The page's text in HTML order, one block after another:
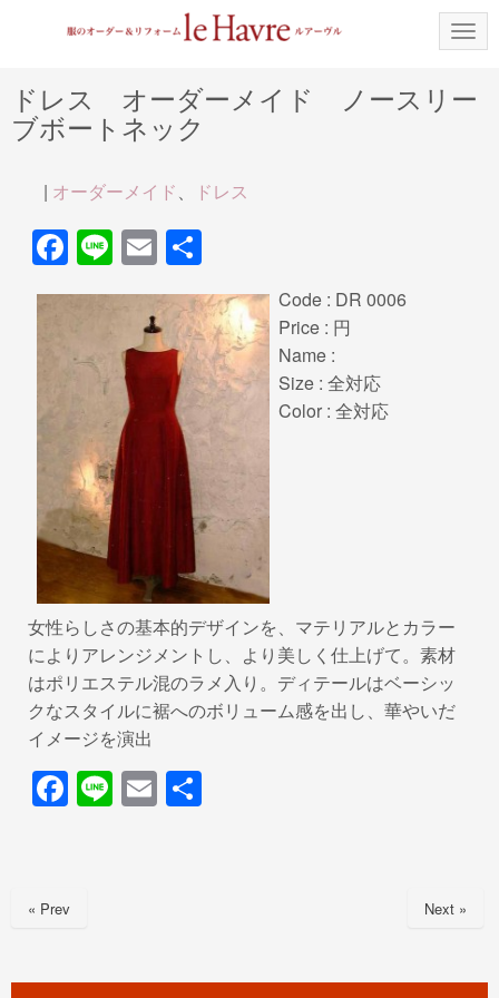
N
a
g
ドレス オーダーメイド ノースリー
ブボートネック
| オーダーメイド、 ドレス
F
a
e
b
o
o
k
Li
n
e
E
m
ail
有
Code : DR 0006
Price : 円
Name :
Size : 全対応
Color : 全対応
女性らしさの基本的デザインを、マテリアルとカラー
によりアレンジメントし、より美しく仕上げて。素材
はポリエステル混のラメ入り。ディテールはベーシッ
クなスタイルに裾へのボリューム感を出し、華やいだ
イメージを演出
F
a
e
Li
n
E
m
« Prev Next »